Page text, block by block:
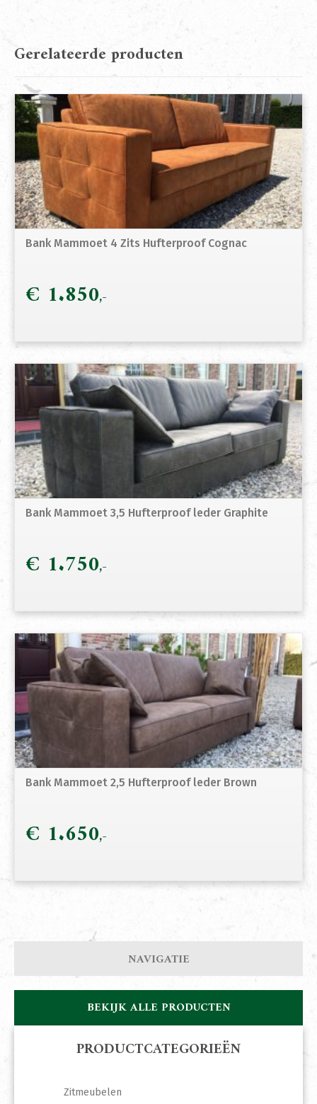
Gerelateerde producten
Bank Mammoet 4 Zits Hufterproof Cognac
€ 1.850
Bank Mammoet 3,5 Hufterproof leder Graphite
€ 1.750
Bank Mammoet 2,5 Hufterproof leder Brown
€ 1.650
NAVIGATIE
BEKIJK ALLE PRODUCTEN
PRODUCTCATEGORIEËN
Zitmeubelen